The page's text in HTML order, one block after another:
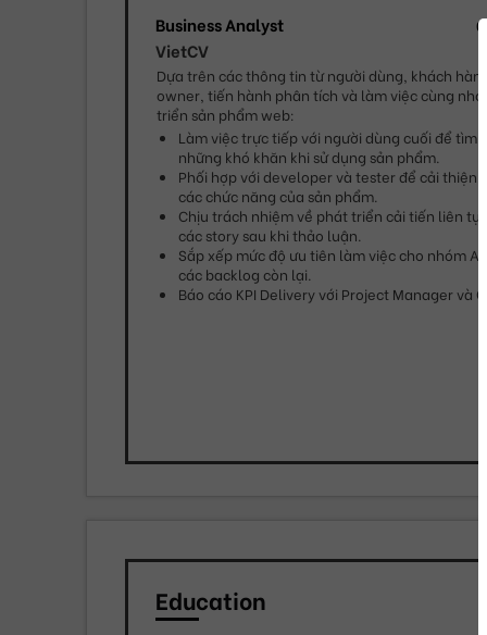
Business Analyst
VietCV
Dựa trên các thông tin từ người dùng, khách hàng
owner, tiến hành phân tích và làm việc cùng
triển sản phẩm web:
Làm việc trực tiếp với người dùng cuối để tìm
những khó khăn khi sử dụng sản phẩm.
Phối hợp với developer và tester để cải thiện
các chức năng của sản phẩm.
Chịu trách nhiệm về phát triển cải tiến liên
các story sau khi thảo luận.
Sắp xếp mức độ ưu tiên làm việc cho nhóm
các backlog còn lại.
Báo cáo KPI Delivery với Project Manager và
Education